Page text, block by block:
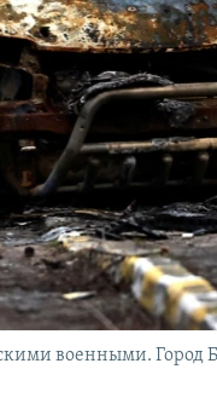
военными. Город